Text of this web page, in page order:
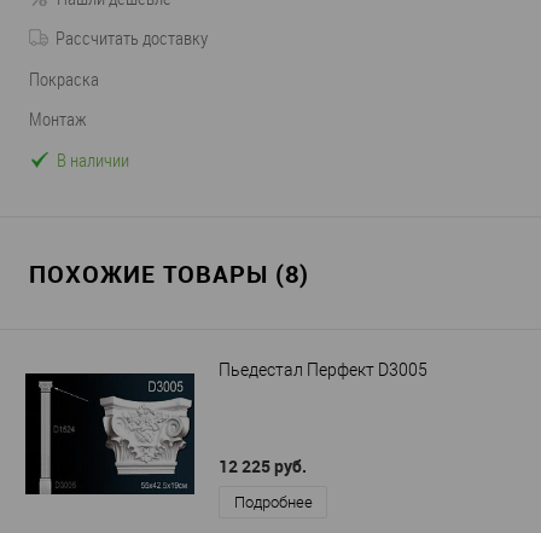
Рассчитать доставку
Покраска
Монтаж
В наличии
ПОХОЖИЕ ТОВАРЫ (8)
Пьедестал Перфект D3005
12 225 руб.
Подробнее